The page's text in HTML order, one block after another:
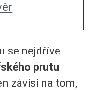
se nejdříve
prutu
závisí na tom,